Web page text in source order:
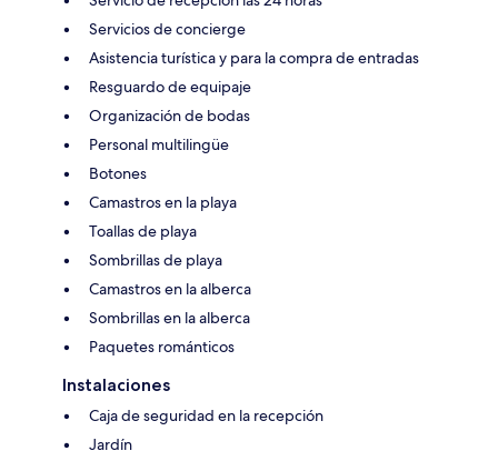
Servicios de concierge
Asistencia turística y para la compra de entradas
Resguardo de equipaje
Organización de bodas
Personal multilingüe
Botones
Camastros en la playa
Toallas de playa
Sombrillas de playa
Camastros en la alberca
Sombrillas en la alberca
Paquetes románticos
Instalaciones
Caja de seguridad en la recepción
Jardín